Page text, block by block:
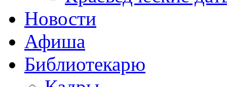
Новости
Афиша
Библиотекарю